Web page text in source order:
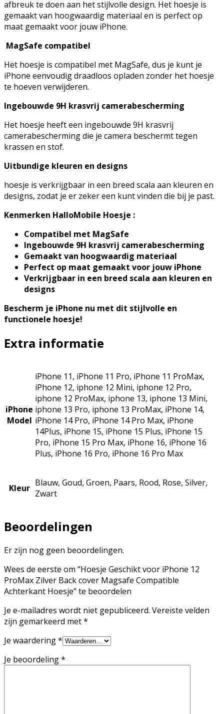
afbreuk te doen aan het stijlvolle design. Het hoesje is
gemaakt van hoogwaardig materiaal en is perfect op
maat gemaakt voor jouw iPhone.
MagSafe compatibel
Het hoesje is compatibel met MagSafe, dus je kunt je
iPhone eenvoudig draadloos opladen zonder het hoesje
te hoeven verwijderen.
Ingebouwde 9H krasvrij camerabescherming
Het hoesje heeft een ingebouwde 9H krasvrij
camerabescherming die je camera beschermt tegen
krassen en stof.
Uitbundige kleuren en designs
hoesje is verkrijgbaar in een breed scala aan kleuren en
designs, zodat je er zeker een kunt vinden die bij je past.
Kenmerken HalloMobile Hoesje :
Compatibel met MagSafe
Ingebouwde 9H krasvrij camerabescherming
Gemaakt van hoogwaardig materiaal
Perfect op maat gemaakt voor jouw iPhone
Verkrijgbaar in een breed scala aan kleuren en
designs
Bescherm je iPhone nu met dit stijlvolle en
functionele hoesje!
Extra informatie
iPhone
Model
iPhone 11, iPhone 11 Pro, iPhone 11 ProMax,
iPhone 12, iphone 12 Mini, iphone 12 Pro,
iphone 12 ProMax, iphone 13, iphone 13 Mini,
iphone 13 Pro, iphone 13 ProMax, iPhone 14,
iPhone 14 Pro, iPhone 14 Pro Max, iPhone
14Plus, iPhone 15, iPhone 15 Plus, iPhone 15
Pro, iPhone 15 Pro Max, iPhone 16, iPhone 16
Plus, iPhone 16 Pro, iPhone 16 Pro Max
Kleur Blauw, Goud, Groen, Paars, Rood, Rose, Silver,
Zwart
Beoordelingen
Er zijn nog geen beoordelingen.
Wees de eerste om “Hoesje Geschikt voor iPhone 12
ProMax Zilver Back cover Magsafe Compatible
Achterkant Hoesje” te beoordelen
Je e-mailadres wordt niet gepubliceerd. Vereiste velden
zijn gemarkeerd met*
Je waardering*
Je beoordeling*